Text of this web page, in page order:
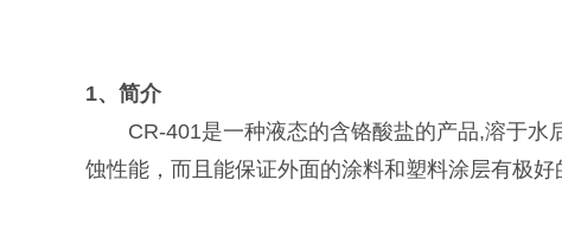
1、简介
CR-401是一种液态的含铬酸盐的产品,溶于
蚀性能，而且能保证外面的涂料和塑料涂层有极